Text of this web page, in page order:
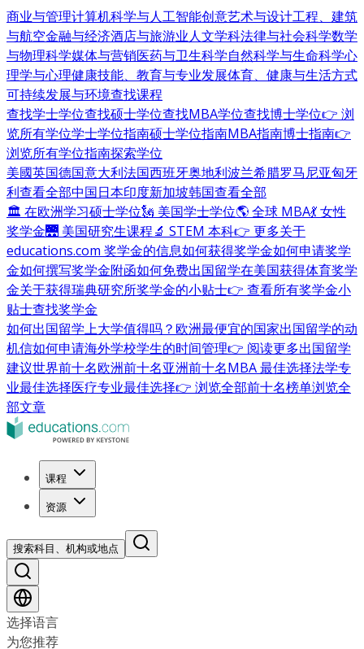
商业与管理计算机科学与人工智能创意艺术与设计工程、建筑
与航空金融与经济酒店与旅游业人文学科法律与社会科学数学
与物理科学媒体与营销医药与卫生科学自然科学与生命科学心
理学与心理健康技能、教育与专业发展体育、健康与生活方式
可持续发展与环境查找课程
查找学士学位查找硕士学位查找MBA学位查找博士学位👉 浏
览所有学位学士学位指南硕士学位指南MBA指南博士指南👉
浏览所有学位指南探索学位
美國英国德国意大利法国西班牙奥地利波兰希腊罗马尼亚匈牙
利查看全部中国日本印度新加坡韩国查看全部
🏛 在欧洲学习硕士学位🗽 美国学士学位🌎 全球 MBA💃 女性
奖学金🌉 美国研究生课程🔬 STEM 本科👉 更多关于
educations.com 奖学金的信息如何获得奖学金如何申请奖学
金如何撰写奖学金附函如何免费出国留学在美国获得体育奖学
金关于获得瑞典研究所奖学金的小贴士👉 查看所有奖学金小
贴士查找奖学金
如何出国留学上大学值得吗？ 欧洲最便宜的国家出国留学的动
机信如何申请海外学校学生的时间管理👉 阅读更多出国留学
建议世界前十名欧洲前十名亚洲前十名MBA 最佳选择法学专
业最佳选择医疗专业最佳选择👉 浏览全部前十名榜单浏览全
部文章
课程
资源
搜索科目、机构或地点
选择语言
为您推荐